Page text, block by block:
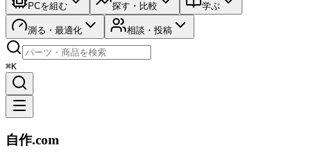
PCを組む 探す・比較 学ぶ
測る・最適化 相談・投稿
⌘K
自作.com